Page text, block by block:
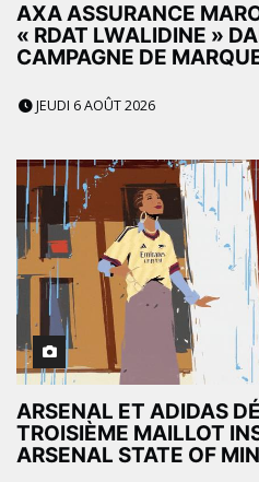
AXA ASSURANCE
« RDAT LWALIDINE »
CAMPAGNE DE
JEUDI 6 AOÛT 2026
ARSENAL ET ADIDAS
TROISIÈME MAILLOT
ARSENAL STATE OF